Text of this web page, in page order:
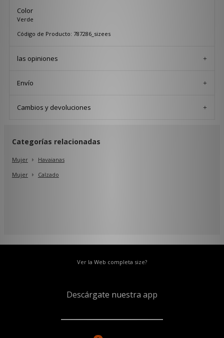
Color
Verde
Código de Producto: 787286_sizees
las opiniones
Envío
Cambios y devoluciones
Categorías relacionadas
Mujer
Havaianas
Mujer
Calzado
Ver la Web completa size?
Descárgate nuestra app